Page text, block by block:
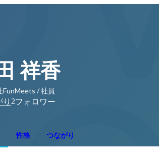
祥香
FunMeets / 社員
り 2フォロワー
性格 つながり